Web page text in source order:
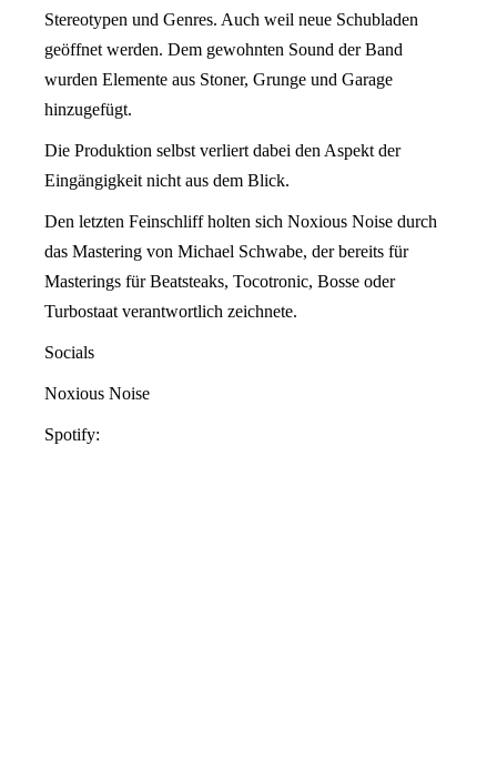
Stereotypen und Genres. Auch weil neue Schubladen
geöffnet werden. Dem gewohnten Sound der Band
wurden Elemente aus Stoner, Grunge und Garage
hinzugefügt.
Die Produktion selbst verliert dabei den Aspekt der
Eingängigkeit nicht aus dem Blick.
Den letzten Feinschliff holten sich Noxious Noise durch
das Mastering von Michael Schwabe, der bereits für
Masterings für Beatsteaks, Tocotronic, Bosse oder
Turbostaat verantwortlich zeichnete.
Socials
Noxious Noise
Spotify: